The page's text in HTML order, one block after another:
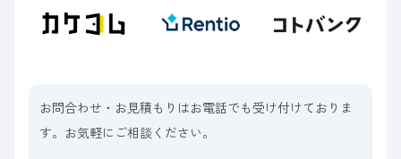
お問合わせ・お見積もりはお電話でも受け付けておりま
す。お気軽にご相談ください。